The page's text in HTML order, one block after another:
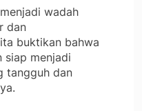
wadah
dan
buktikan bahwa
siap menjadi
tangguh dan